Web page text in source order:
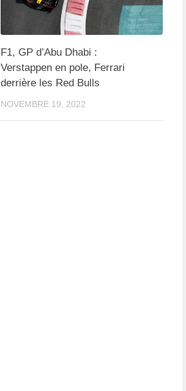
F1, GP d’Abu Dhabi :
Verstappen en pole, Ferrari
derrière les Red Bulls
NOVEMBRE 19, 2022